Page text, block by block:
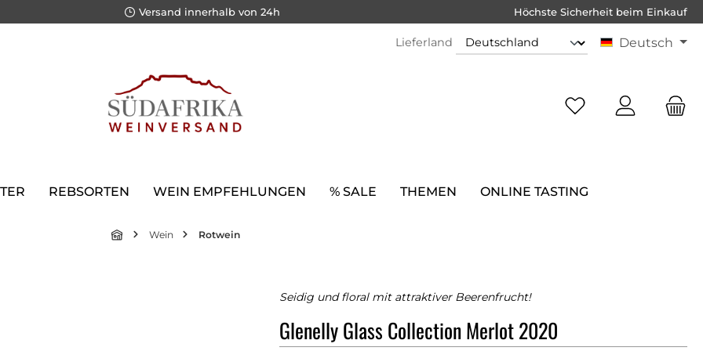
Versand innerhalb von 24h Höchste Sicherheit beim Einkauf
Lieferland Deutsch
REBSORTEN WEIN EMPFEHLUNGEN % SALE THEMEN ONLINE TASTING
Wein Rotwein
Seidig und floral mit attraktiver Beerenfrucht!
Glenelly Glass Collection Merlot 2020